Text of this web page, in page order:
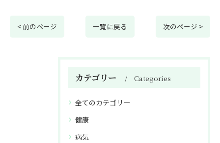
< 前のページ 一覧に戻る 次のページ >
カテゴリー Categories
全てのカテゴリー
健康
病気